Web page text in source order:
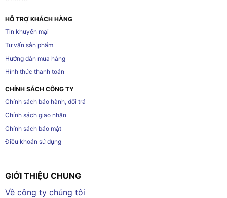
HỖ TRỢ KHÁCH HÀNG
Tin khuyến mại
Tư vấn sản phẩm
Hướng dẫn mua hàng
Hình thức thanh toán
CHÍNH SÁCH CÔNG TY
Chính sách bảo hành, đổi trả
Chính sách giao nhận
Chính sách bảo mật
Điều khoản sử dụng
GIỚI THIỆU CHUNG
Về công ty chúng tôi